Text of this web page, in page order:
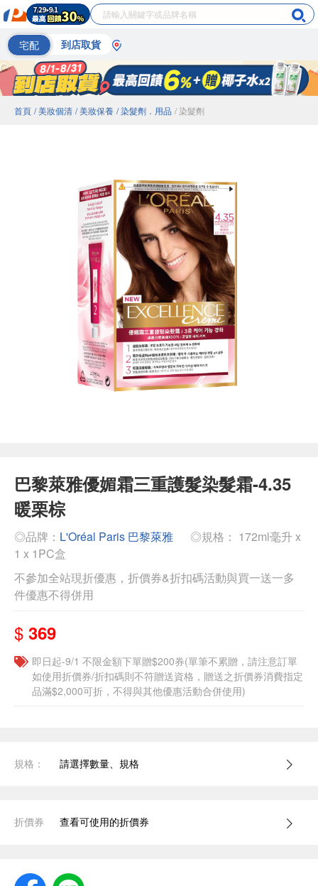
宅配 到店取貨
首頁 / 美妝個清 / 美妝保養 / 染髮劑．用品 / 染髮劑
巴黎萊雅優媚霜三重護髮染髮霜-4.35
暖栗棕
◎品牌： L'Oréal Paris 巴黎萊雅
◎規格： 172ml毫升 x
1 x 1PC盒
不參加全站現折優惠，折價券&折扣碼活動與買一送一多
件優惠不得併用
$ 369
即日起-9/1 不限金額下單贈$200券(單筆不累贈，請注意訂單
如使用折價券/折扣碼則不符贈送資格，贈送之折價券消費指定
品滿$2,000可折，不得與其他優惠活動合併使用)
規格： 請選擇數量、規格
折價券 查看可使用的折價券